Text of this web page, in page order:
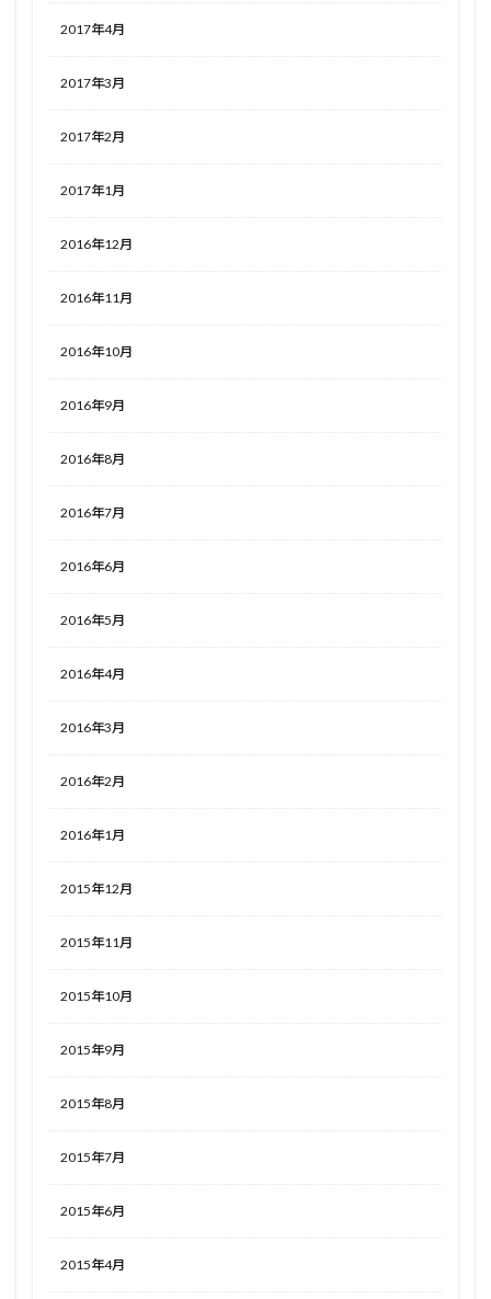
2017年4月
2017年3月
2017年2月
2017年1月
2016年12月
2016年11月
2016年10月
2016年9月
2016年8月
2016年7月
2016年6月
2016年5月
2016年4月
2016年3月
2016年2月
2016年1月
2015年12月
2015年11月
2015年10月
2015年9月
2015年8月
2015年7月
2015年6月
2015年4月